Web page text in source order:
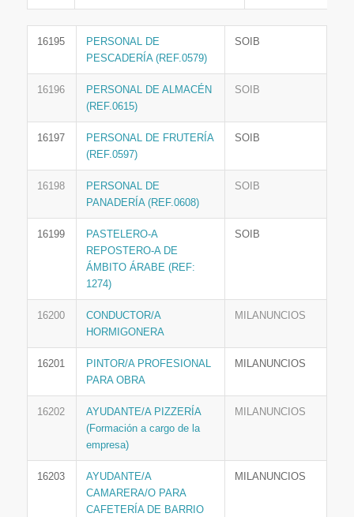
16195
PERSONAL DE
PESCADERÍA (REF.0579)
SOIB
16196
PERSONAL DE ALMACÉN
(REF.0615)
SOIB
16197
PERSONAL DE FRUTERÍA
(REF.0597)
SOIB
16198
PERSONAL DE
PANADERÍA (REF.0608)
SOIB
16199
PASTELERO-A
REPOSTERO-A DE
ÁMBITO ÁRABE (REF:
1274)
SOIB
16200
CONDUCTOR/A
HORMIGONERA
MILANUNCIOS
16201
PINTOR/A PROFESIONAL
PARA OBRA
MILANUNCIOS
16202
AYUDANTE/A PIZZERÍA
(Formación a cargo de la
empresa)
MILANUNCIOS
16203
AYUDANTE/A
CAMARERA/O PARA
CAFETERÍA DE BARRIO
MILANUNCIOS